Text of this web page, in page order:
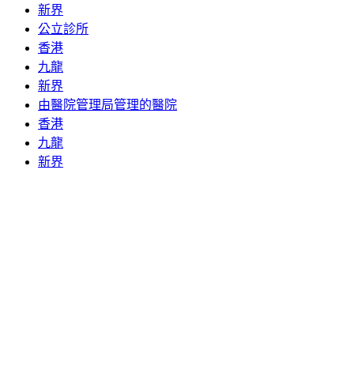
新界
公立診所
香港
九龍
新界
由醫院管理局管理的醫院
香港
九龍
新界